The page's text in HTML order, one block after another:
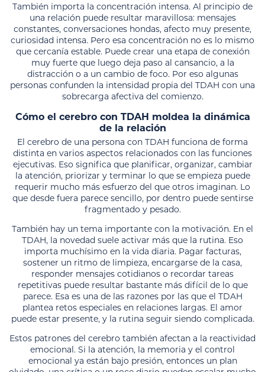
También importa la concentración intensa. Al principio de
una relación puede resultar maravillosa: mensajes
constantes, conversaciones hondas, afecto muy presente,
curiosidad intensa. Pero esa concentración no es lo mismo
que cercanía estable. Puede crear una etapa de conexión
muy fuerte que luego deja paso al cansancio, a la
distracción o a un cambio de foco. Por eso algunas
personas confunden la intensidad propia del TDAH con una
sobrecarga afectiva del comienzo.
Cómo el cerebro con TDAH moldea la dinámica
de la relación
El cerebro de una persona con TDAH funciona de forma
distinta en varios aspectos relacionados con las funciones
ejecutivas. Eso significa que planificar, organizar, cambiar
la atención, priorizar y terminar lo que se empieza puede
requerir mucho más esfuerzo del que otros imaginan. Lo
que desde fuera parece sencillo, por dentro puede sentirse
fragmentado y pesado.
También hay un tema importante con la motivación. En el
TDAH, la novedad suele activar más que la rutina. Eso
importa muchísimo en la vida diaria. Pagar facturas,
sostener un ritmo de limpieza, encargarse de la casa,
responder mensajes cotidianos o recordar tareas
repetitivas puede resultar bastante más difícil de lo que
parece. Esa es una de las razones por las que el TDAH
plantea retos especiales en relaciones largas. El amor
puede estar presente, y la rutina seguir siendo complicada.
Estos patrones del cerebro también afectan a la reactividad
emocional. Si la atención, la memoria y el control
emocional ya están bajo presión, entonces un plan